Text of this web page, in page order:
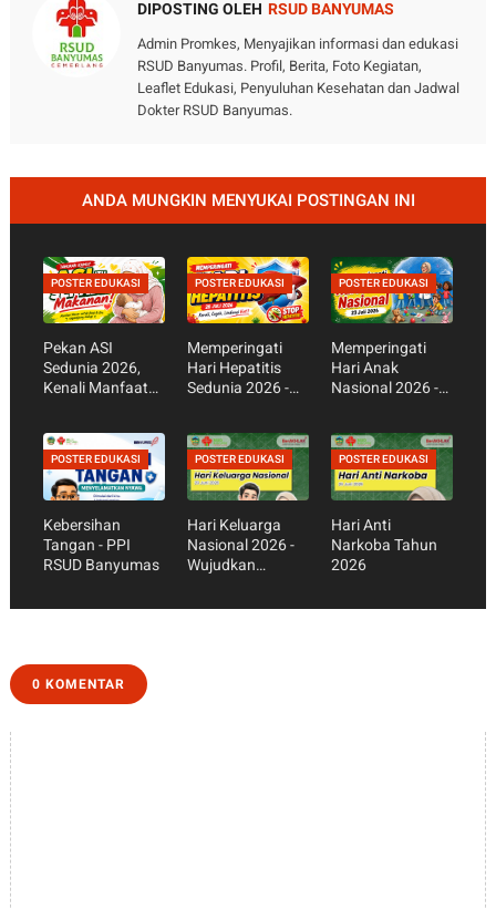
DIPOSTING OLEH RSUD BANYUMAS
Admin Promkes, Menyajikan informasi dan edukasi
RSUD Banyumas. Profil, Berita, Foto Kegiatan,
Leaflet Edukasi, Penyuluhan Kesehatan dan Jadwal
Dokter RSUD Banyumas.
ANDA MUNGKIN MENYUKAI POSTINGAN INI
POSTER EDUKASI
Pekan ASI
Sedunia 2026,
Kenali Manfaat
POSTER EDUKASI
Memperingati
Hari Hepatitis
Sedunia 2026 -
dan Pentingnya
Vaksin Hepatitis
POSTER EDUKASI
Memperingati
Hari Anak
Nasional 2026 -
Gadget,
Wujudkan Anak
Sehat dan Hebat
POSTER EDUKASI
Kebersihan
Tangan - PPI
RSUD Banyumas
POSTER EDUKASI
Hari Keluarga
Nasional 2026 -
Wujudkan
POSTER EDUKASI
Hari Anti
Narkoba Tahun
2026
0 KOMENTAR